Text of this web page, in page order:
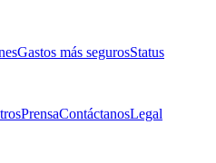
Gastos más segurosStatus
PrensaContáctanosLegal